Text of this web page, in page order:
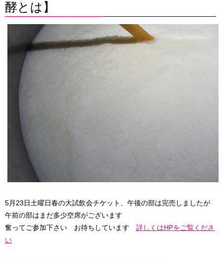
酵とは】
5月23日土曜日春の大試飲会チケット、午後の部は完売しましたが
午前の部はまだ多少空席がございます
奮ってご参加下さい お待ちしています 詳しくはHPをご覧くださ
い